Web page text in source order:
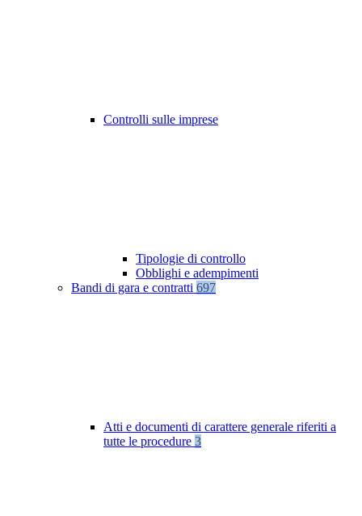
Controlli sulle imprese
Tipologie di controllo
Obblighi e adempimenti
Bandi di gara e contratti 697
Atti e documenti di carattere generale riferiti a
tutte le procedure 3